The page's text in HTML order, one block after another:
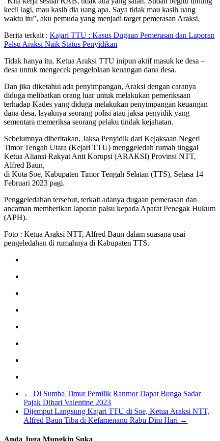
kecil lagi, mau kasih dia uang apa. Saya tidak mau kasih uang
waktu itu”, aku pemuda yang menjadi target pemerasan Araksi.
Berita terkait : Kajari TTU : Kasus Dugaan Pemerasan dan Laporan
Palsu Araksi Naik Status Penyidikan
Tidak hanya itu, Ketua Araksi TTU inipun aktif masuk ke desa –
desa untuk mengecek pengelolaan keuangan dana desa.
Dan jika diketahui ada penyimpangan, Araksi dengan caranya
diduga melibatkan orang luar untuk melakukan pemeriksaan
terhadap Kades yang diduga melakukan penyimpangan keuangan
dana desa, layaknya seorang polisi atau jaksa penyidik yang
sementara memeriksa seorang pelaku tindak kejahatan.
Sebelumnya diberitakan, Jaksa Penyidik dari Kejaksaan Negeri
Timor Tengah Utara (Kejari TTU) menggeledah rumah tinggal
Ketua Aliansi Rakyat Anti Korupsi (ARAKSI) Provinsi NTT,
Alfred Baun,
di Kota Soe, Kabupaten Timor Tengah Selatan (TTS), Selasa 14
Februari 2023 pagi.
Penggeledahan tersebut, terkait adanya dugaan pemerasan dan
ancaman memberikan laporan palsu kepada Aparat Penegak Hukum
(APH).
Foto : Ketua Araksi NTT, Alfred Baun dalam suasana usai
pengeledahan di rumahnya di Kabupaten TTS.
← Di Sumba Timur Pemilik Ranmor Dapat Bunga Sadar
Pajak Dihari Valentine 2023
Dijemput Langsung Kajari TTU di Soe, Ketua Araksi NTT,
Alfred Baun Tiba di Kefamenanu Rabu Dini Hari →
Anda Juga Mungkin Suka